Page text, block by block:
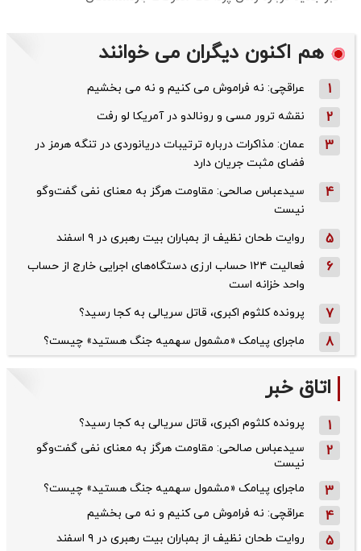
هم اکنون دیگران می خوانند
1 عراقچی: نه فراموش می کنیم و نه می بخشیم
2 نقشه ترور مسی و رونالدو در آمریکا لو رفت
3
عمان: مذاکرات درباره ترتیبات دریانوردی در تنگه هرمز در
فضای مثبت جریان دارد
4
سیدعباس صالحی: مقاومت هرگز به معنای نفی گفت‌وگو
نیست
5 روایت طحان‌ نظیف از بمباران بیت رهبری در ۹ اسفند
6
فعالیت ۱۲۴ حساب ارزی دستگاه‌های اجرایی خارج از حساب
واحد خزانه است
7 پرونده کلثوم اکبری، قاتل سریالی به کجا رسید؟
8 ماجرای پیامک «مشمول سهمیه جنگ هستید» چیست؟
اتاق خبر
1 پرونده کلثوم اکبری، قاتل سریالی به کجا رسید؟
2
سیدعباس صالحی: مقاومت هرگز به معنای نفی گفت‌وگو
نیست
3 ماجرای پیامک «مشمول سهمیه جنگ هستید» چیست؟
4 عراقچی: نه فراموش می کنیم و نه می بخشیم
5 روایت طحان‌ نظیف از بمباران بیت رهبری در ۹ اسفند